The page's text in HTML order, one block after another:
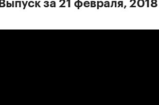
Выпуск за 21 февраля, 2018